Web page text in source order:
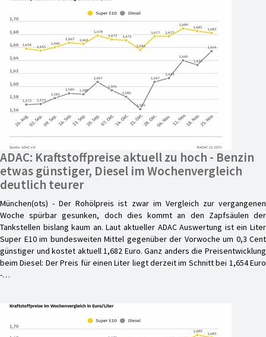
ADAC: Kraftstoffpreise aktuell zu hoch - Benzin
etwas günstiger, Diesel im Wochenvergleich
deutlich teurer
München(ots) - Der Rohölpreis ist zwar im Vergleich zur vergangenen
Woche spürbar gesunken, doch dies kommt an den Zapfsäulen der
Tankstellen bislang kaum an. Laut aktueller ADAC Auswertung ist ein Liter
Super E10 im bundesweiten Mittel gegenüber der Vorwoche um 0,3 Cent
günstiger und kostet aktuell 1,682 Euro. Ganz anders die Preisentwicklung
beim Diesel: Der Preis für einen Liter liegt derzeit im Schnitt bei 1,654 Euro
-…